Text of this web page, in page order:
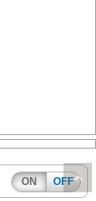
ON OFF